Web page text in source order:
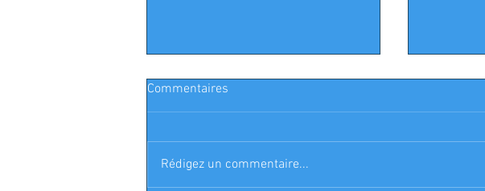
Commentaires
Rédigez un commentaire...